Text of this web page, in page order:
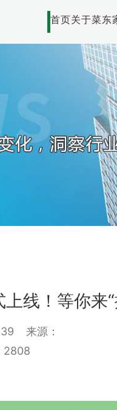
首页关于菜东
线！等你来“
来源：
2808